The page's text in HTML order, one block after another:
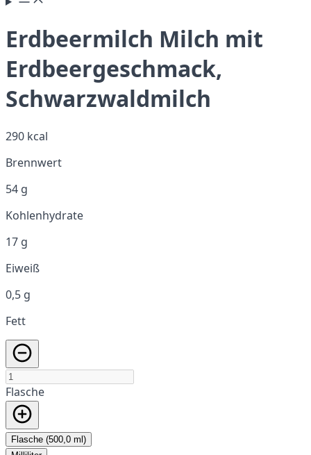
Erdbeermilch Milch mit
Erdbeergeschmack,
Schwarzwaldmilch
290 kcal
Brennwert
54 g
Kohlenhydrate
17 g
Eiweiß
0,5 g
Fett
Flasche
Flasche (500,0 ml)